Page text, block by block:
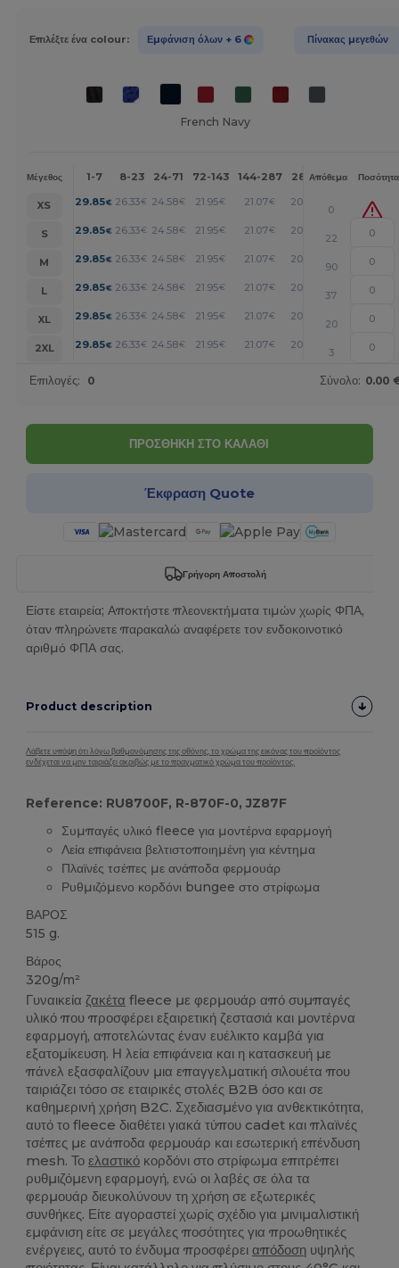
Επιλέξτε ένα colour: Εμφάνιση όλων + 6 Πίνακας μεγεθών
French Navy
Μέγεθος 1-7 8-23 24-71 72-143 144-287 288 + Περισσότερα
Απόθεμα Ποσότητα
XS 29.85€ 26.33€ 24.58€ 21.95€ 21.07€ 20.19 +
0
S
29.85€ 26.33€ 24.58€ 21.95€ 21.07€ 20.19
22
M
29.85€ 26.33€ 24.58€ 21.95€ 21.07€ 20.19
90
L
29.85€ 26.33€ 24.58€ 21.95€ 21.07€ 20.19
37
XL
29.85€ 26.33€ 24.58€ 21.95€ 21.07€ 20.19
20
2XL
29.85€ 26.33€ 24.58€ 21.95€ 21.07€ 20.19
3
Επιλογές: 0 Σύνολο: 0.00
ΠΡΟΣΘΗΚΗ ΣΤΟ ΚΑΛΑΘΙ
Έκφραση Quote
Γρήγορη Αποστολή
Είστε εταιρεία; Αποκτήστε πλεονεκτήματα τιμών χωρίς ΦΠΑ,
όταν πληρώνετε παρακαλώ αναφέρετε τον ενδοκοινοτικό
αριθμό ΦΠΑ σας.
Product description
Λάβετε υπόψη ότι λόγω βαθμονόμησης της οθόνης, το χρώμα της εικόνας του προϊόντος
ενδέχεται να μην ταιριάζει ακριβώς με το πραγματικό χρώμα του προϊόντος.
Reference: RU8700F, R-870F-0, JZ87F
Συμπαγές υλικό fleece για μοντέρνα εφαρμογή
Λεία επιφάνεια βελτιστοποιημένη για κέντημα
Πλαϊνές τσέπες με ανάποδα φερμουάρ
Ρυθμιζόμενο κορδόνι bungee στο στρίφωμα
ΒΑΡΟΣ
515 g.
Βάρος
320g/m²
Γυναικείαζακέτα fleece με φερμουάρ από συμπαγές
υλικό που προσφέρει εξαιρετική ζεστασιά και μοντέρνα
εφαρμογή, αποτελώντας έναν ευέλικτο καμβά για
εξατομίκευση. Η λεία επιφάνεια και η κατασκευή με
πάνελ εξασφαλίζουν μια επαγγελματική σιλουέτα που
ταιριάζει τόσο σε εταιρικές στολές B2B όσο και σε
καθημερινή χρήση B2C. Σχεδιασμένο για ανθεκτικότητα,
αυτό το fleece διαθέτει γιακά τύπου cadet και πλαϊνές
τσέπες με ανάποδα φερμουάρ και εσωτερική επένδυση
mesh. Τοελαστικό κορδόνι στο στρίφωμα επιτρέπει
ρυθμιζόμενη εφαρμογή, ενώ οι λαβές σε όλα τα
φερμουάρ διευκολύνουν τη χρήση σε εξωτερικές
συνθήκες. Είτε αγοραστεί χωρίς σχέδιο για μινιμαλιστική
εμφάνιση είτε σε μεγάλες ποσότητες για προωθητικές
ενέργειες, αυτό το ένδυμα προσφέρειαπόδοση υψηλής